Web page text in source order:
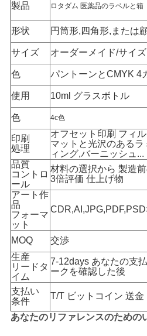
い
ニ
ュ
ー
ス
場
合
地
図
PRIVACY
POLICY
製品 ロタダム 医薬品のラベルと箱
形状 円筒形,四角形,または
サイズ オーダーメイド/サイ
色 パントーンとCMYK 4
使用 10ml グラスボトル
色 4c色
印刷
処理
オフセット印刷 フィ
マットと光沢のある
ィング,バーニッシュ...
品質
コントロ
ール
材料の選択から 製造
3倍評価 仕上げ物
アート作
品
フォーマ
ット
MOQ
交渉
生産
リードタ
イム
7-12days あなたの支
ークを確認した後
支払い
条件
T/T ビットコイン 送金
あなたのリファレンスのための